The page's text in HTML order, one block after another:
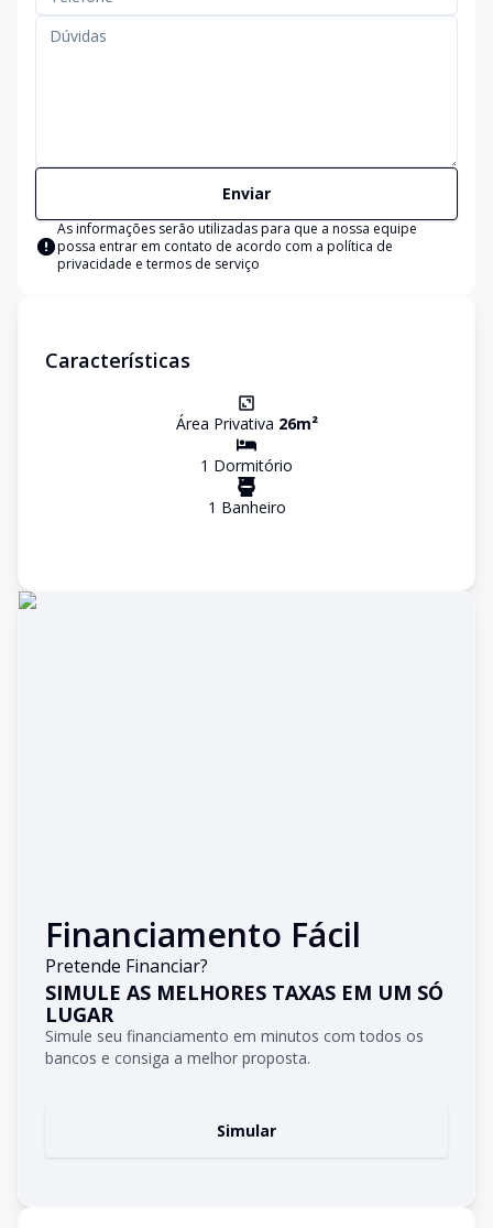
Enviar
As informações serão utilizadas para que a nossa equipe
possa entrar em contato de acordo com a política de
privacidade e termos de serviço
Características
Área Privativa 26m²
1 Dormitório
1 Banheiro
Financiamento Fácil
Pretende Financiar?
SIMULE AS MELHORES TAXAS EM UM SÓ
LUGAR
Simule seu financiamento em minutos com todos os
bancos e consiga a melhor proposta.
Simular